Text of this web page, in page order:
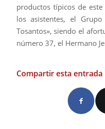
productos típicos de
los asistentes, el
Tosantos», siendo el
número 37, el Hermano
Compartir esta entrada